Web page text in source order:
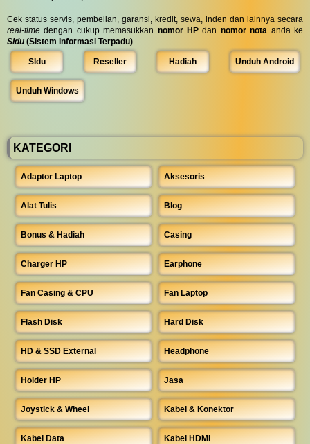
Cek status servis, pembelian, garansi, kredit, sewa, inden dan lainnya secara
real-time dengan cukup memasukkan nomor HP dan nomor nota anda ke
SIdu (Sistem Informasi Terpadu)
SIdu Reseller Hadiah Unduh Android
Unduh Windows
KATEGORI
Adaptor Laptop Aksesoris
Alat Tulis Blog
Bonus & Hadiah Casing
Charger HP Earphone
Fan Casing & CPU Fan Laptop
Flash Disk Hard Disk
HD & SSD External Headphone
Holder HP Jasa
Joystick & Wheel Kabel & Konektor
Kabel Data Kabel HDMI